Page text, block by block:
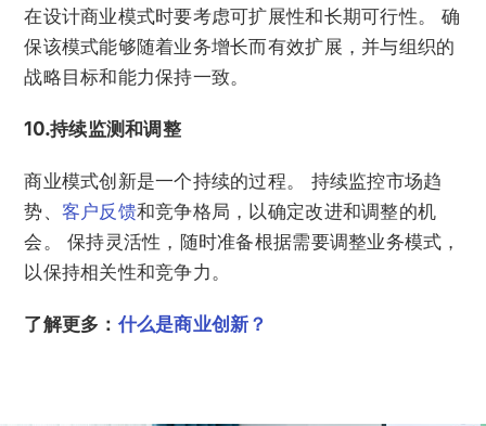
在设计商业模式时要考虑可扩展性和长期可行性。 确
保该模式能够随着业务增长而有效扩展，并与组织的
战略目标和能力保持一致。
10.持续监测和调整
商业模式创新是一个持续的过程。 持续监控市场趋
势、 客户反馈和竞争格局，以确定改进和调整的机
会。 保持灵活性，随时准备根据需要调整业务模式，
以保持相关性和竞争力。
了解更多： 什么是商业创新？